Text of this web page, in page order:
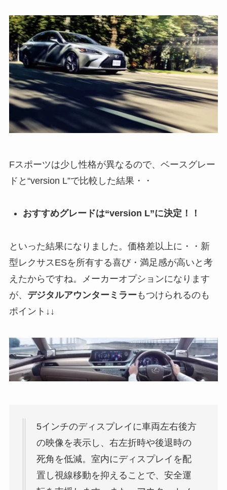
Fスポーツは少し性格が異なるので、ベースグレー
ドと“version L”で比較した結果・・
おすすめグレードは“version L”に決定！！
といった結果になりました。価格差以上に・・新
型レクサスESを所有する喜び・満足感が高いと考
えたからですね。メーカーオプションになります
が、 デジタルアウンターミラー もつけられるのも
ポイント↓↓
5インチのディスプレイに車両左右後方
の映像を表示し、右左折時や後退時の
死角を低減。室内にディスプレイを配
置し視線移動を抑えることで、安全運